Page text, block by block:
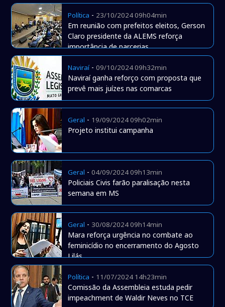
Política - 23/10/2024 09h04min
Em reunião com prefeitos eleitos, Gerson
Claro presidente da ALEMS reforça
importância de parcerias
Naviraí-09/10/2024 09h32min
Naviraí ganha reforço com proposta que
prevê mais juízes nas comarcas
Geral - 19/09/2024 09h02min
Projeto institui campanha
Geral -04/09/2024 09h13min
Policiais Civis farão paralisação nesta
semana em MS
Geral - 30/08/2024 09h14min
Mara reforça urgência no combate ao
feminicídio no encerramento do Agosto
Lilás
Política - 11/07/2024 14h23min
Comissão da Assembleia estuda pedir
impeachment de Waldir Neves no TCE